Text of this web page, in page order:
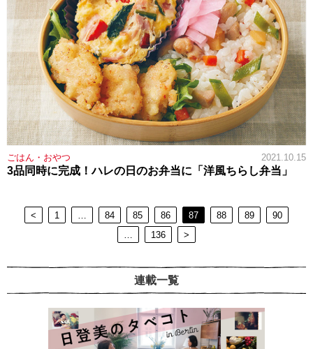
ごはん・おやつ 2021.10.15
3品同時に完成！ハレの日のお弁当に「洋風ちらし弁当」
< 1 84 85 86 87 88 89
90
136 >
連載一覧